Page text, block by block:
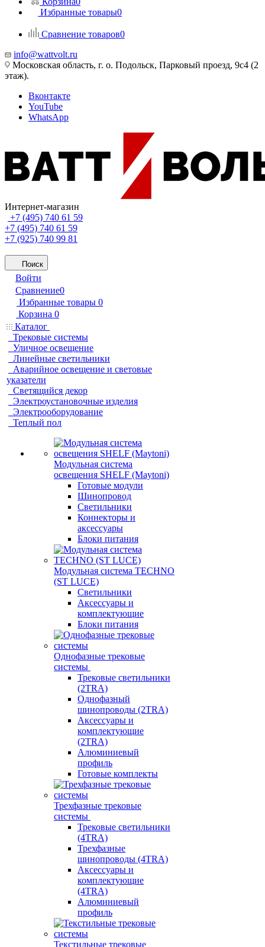
Избранные товары0
Сравнение товаров0
info@wattvolt.ru
Московская область, г. о. Подольск, Парковый проезд, 9с4 (2
этаж).
Вконтакте
YouTube
WhatsApp
Интернет-магазин
+7 (495) 740 61 59
+7 (495) 740 61 59
+7 (925) 740 99 81
Поиск
Войти
Сравнение0
Избранные товары 0
Корзина 0
Каталог
Трековые системы
Уличное освещение
Линейные светильники
Аварийное освещение и световые
указатели
Светящийся декор
Электроустановочные изделия
Электрооборудование
Теплый пол
Модульная система
освещения SHELF (Maytoni)
Готовые модули
Шинопровод
Светильники
Коннекторы и
аксессуары
Блоки питания
Модульная система TECHNO
(ST LUCE)
Светильники
Аксессуары и
комплектующие
Блоки питания
Однофазные трековые
системы
Трековые светильники
(2TRA)
Однофазный
шинопроводы (2TRA)
Аксессуары и
комплектующие
(2TRA)
Алюминиевый
профиль
Готовые комплекты
Трехфазные трековые
системы
Трековые светильники
(4TRA)
Трехфазные
шинопроводы (4TRA)
Аксессуары и
комплектующие
(4TRA)
Алюминиевый
профиль
Текстильные трековые